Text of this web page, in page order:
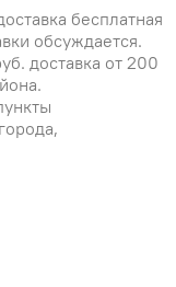
бесплатная
обсуждается.
доставка от 200